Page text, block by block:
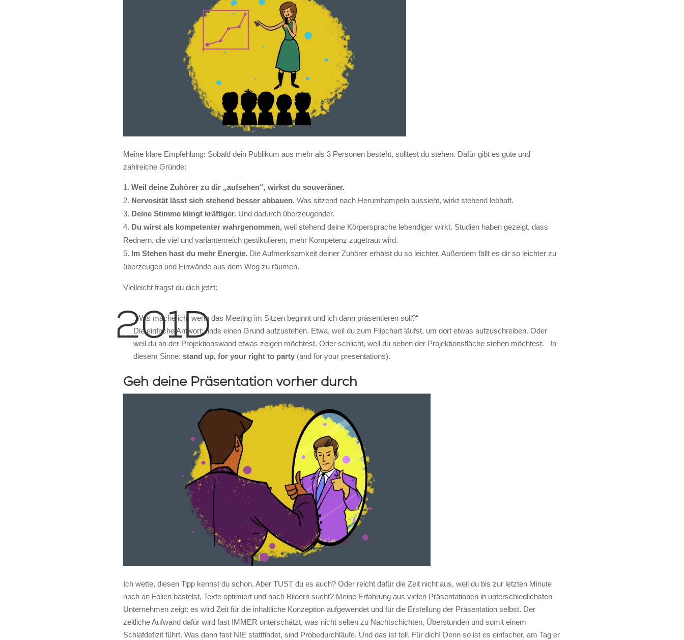
Meine klare Empfehlung: Sobald dein Publikum aus mehr als 3 Personen besteht, solltest du stehen. Dafür gibt es gute und
zahlreiche Gründe:
Weil deine Zuhörer zu dir „aufsehen“, wirkst du souveräner.
Nervosität lässt sich stehend besser abbauen. Was sitzend nach Herumhampeln aussieht, wirkt stehend lebhaft.
Deine Stimme klingt kräftiger. Und dadurch überzeugender.
Du wirst als kompetenter wahrgenommen,weil stehend deine Körpersprache lebendiger wirkt. Studien haben gezeigt, dass
Rednern, die viel und variantenreich gestikulieren, mehr Kompetenz zugetraut wird.
Im Stehen hast du mehr Energie. Die Aufmerksamkeit deiner Zuhörer erhälst du so leichter. Außerdem fällt es dir so leichter zu
überzeugen und Einwände aus dem Weg zu räumen.
Vielleicht fragst du dich jetzt:
„Was mache ich, wenn das Meeting im Sitzen beginnt und ich dann präsentieren soll?“
Die einfache Antwort: finde einen Grund aufzustehen. Etwa, weil du zum Flipchart läufst, um dort etwas aufzuschreiben. Oder
weil du an der Projektionswand etwas zeigen möchtest. Oder schlicht, weil du neben der Projektionsfläche stehen möchtest. In
diesem Sinne: stand up, for your right to party(and for your presentations).
Geh deine Präsentation vorher durch
Ich wette, diesen Tipp kennst du schon. Aber TUST du es auch? Oder reicht dafür die Zeit nicht aus, weil du bis zur letzten Minute
noch an Folien bastelst, Texte optimiert und nach Bildern sucht? Meine Erfahrung aus vielen Präsentationen in unterschiedlichsten
Unternehmen zeigt: es wird Zeit für die inhaltliche Konzeption aufgewendet und für die Erstellung der Präsentation selbst. Der
zeitliche Aufwand dafür wird fast IMMER unterschätzt, was nicht selten zu Nachtschichten, Überstunden und somit einem
Schlafdefizit führt. Was dann fast NIE stattfindet, sind Probedurchläufe. Und das ist toll. Für dich! Denn so ist es einfacher, am Tag er